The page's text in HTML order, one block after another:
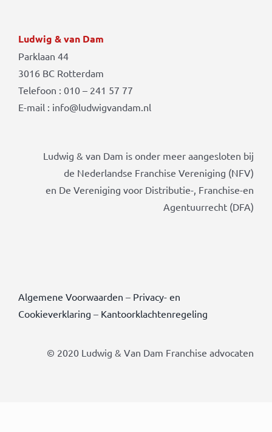
Ludwig & van Dam
Parklaan 44
3016 BC Rotterdam
Telefoon : 010 – 241 57 77
E-mail : info@ludwigvandam.nl
Ludwig & van Dam is onder meer aangesloten bij
de Nederlandse Franchise Vereniging (NFV)
en De Vereniging voor Distributie-, Franchise-en
Agentuurrecht (DFA)
Algemene Voorwaarden – Privacy- en
Cookieverklaring – Kantoorklachtenregeling
© 2020 Ludwig & Van Dam Franchise advocaten